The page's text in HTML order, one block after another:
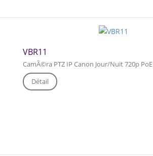
VBR11
CamÃ©ra PTZ IP Canon Jour/Nuit 720p PoE
Détail